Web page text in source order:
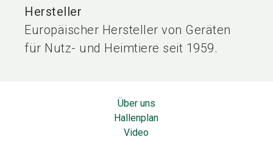
Hersteller
Europäischer Hersteller von Geräten
für Nutz- und Heimtiere seit 1959.
Über uns
Hallenplan
Video